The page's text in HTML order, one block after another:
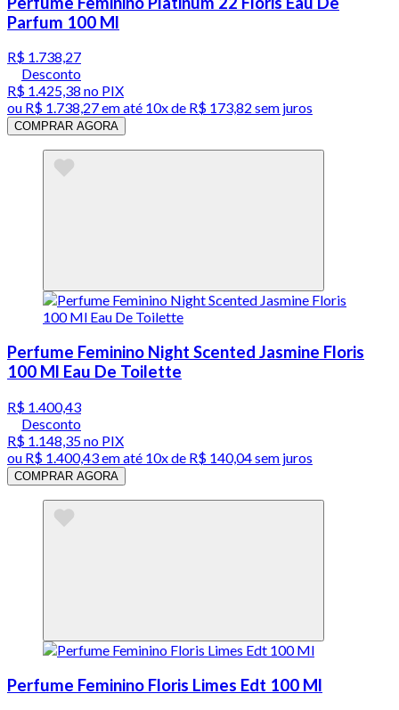
Parfum 100 Ml
R$ 1.738,27
Desconto
R$ 1.425,38 no PIX
ou R$ 1.738,27em até 10x de R$ 173,82 sem juros
COMPRAR AGORA
Perfume Feminino Night Scented Jasmine Floris
100 Ml Eau De Toilette
R$ 1.400,43
Desconto
R$ 1.148,35no PIX
ou R$ 1.400,43em até 10x de R$ 140,04 sem juros
COMPRAR AGORA
Perfume Feminino Floris Limes Edt 100 Ml